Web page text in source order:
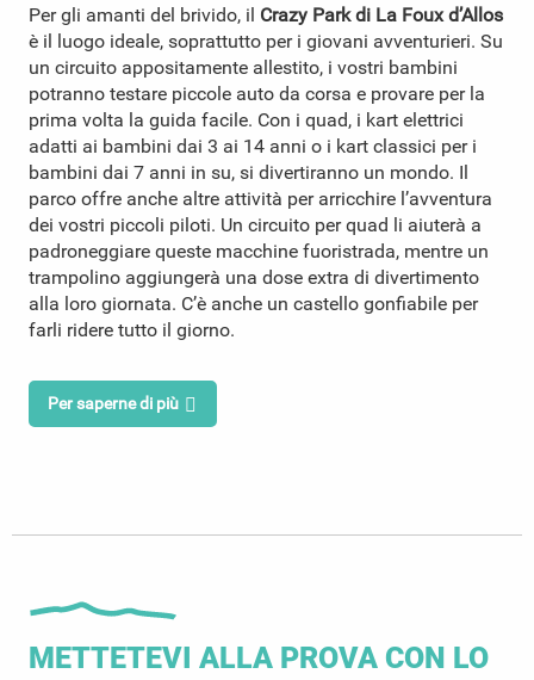
Per gli amanti del brivido, il Crazy Park di La Foux d’Allos
è il luogo ideale, soprattutto per i giovani avventurieri. Su
un circuito appositamente allestito, i vostri bambini
potranno testare piccole auto da corsa e provare per la
prima volta la guida facile. Con i quad, i kart elettrici
adatti ai bambini dai 3 ai 14 anni o i kart classici per i
bambini dai 7 anni in su, si divertiranno un mondo. Il
parco offre anche altre attività per arricchire l’avventura
dei vostri piccoli piloti. Un circuito per quad li aiuterà a
padroneggiare queste macchine fuoristrada, mentre un
trampolino aggiungerà una dose extra di divertimento
alla loro giornata. C’è anche un castello gonfiabile per
farli ridere tutto il giorno.
Per saperne di più
METTETEVI ALLA PROVA CON LO